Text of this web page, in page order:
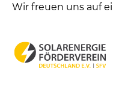
Wir freuen uns auf